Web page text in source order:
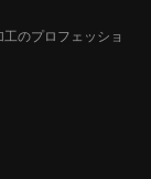
のプロフェッショ